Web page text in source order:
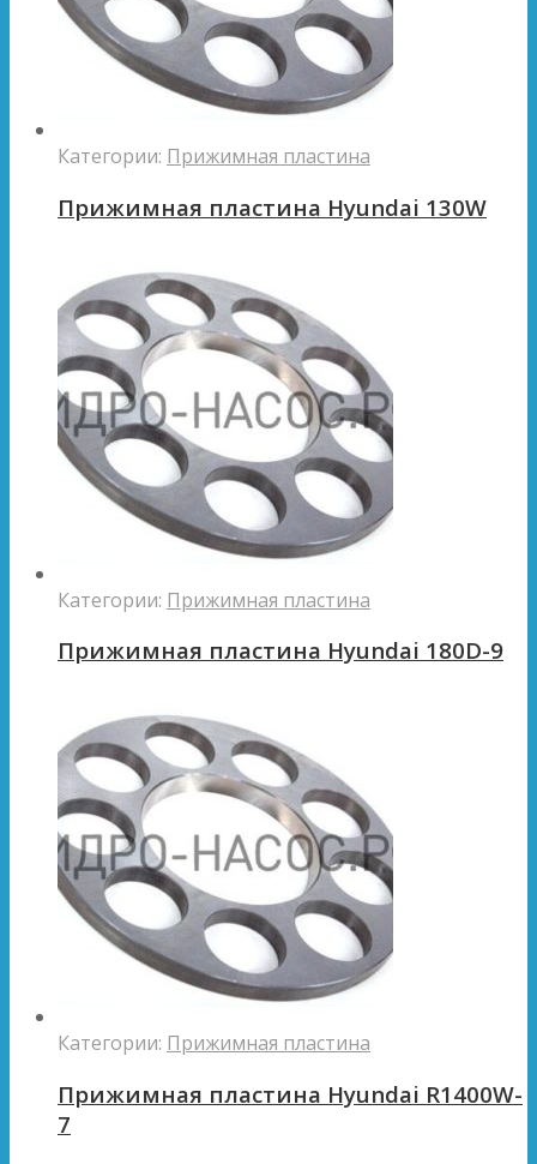
Категории: Прижимная пластина
Прижимная пластина Hyundai 130W
Категории: Прижимная пластина
Прижимная пластина Hyundai 180D-9
Категории: Прижимная пластина
Прижимная пластина Hyundai R1400W-
7